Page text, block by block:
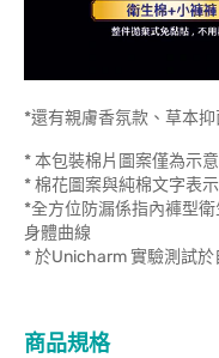
*還有親膚香氛款、草本
* 本包裝棉片圖案僅為示
* 棉花圖案與純棉文字表
*全方位防漏係指內褲型
身體曲線
* 於Unicharm 實驗測試
商品規格